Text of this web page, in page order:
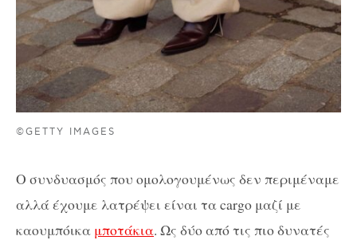
©GETTY IMAGES
Ο συνδυασμός που ομολογουμένως δεν περιμέναμε
αλλά έχουμε λατρέψει είναι τα cargo μαζί με
καουμπόικα μποτάκια. Ως δύο από τις πιο δυνατές